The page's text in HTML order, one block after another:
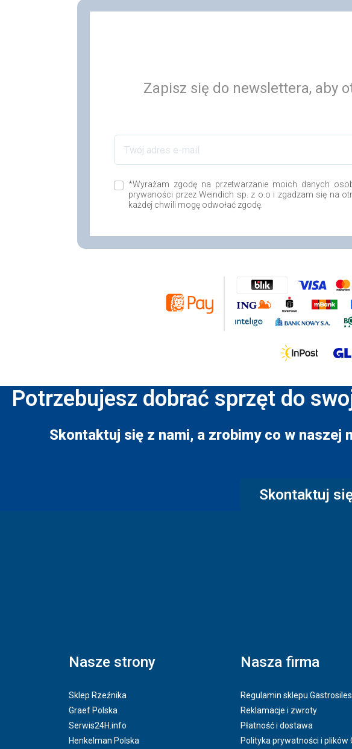
Zapisz się do newslettera, aby
*Wyrażam zgodę na przetwarzanie moich danych
prywaności przez Weindich sp. z o.o i zgadzam się na
każdej chwili mogę odwołać zgodę.
Potrzebujesz dobrać sprzęt do
Skontaktuj się z nami, a zrobimy co w naszej
Skontaktuj
Nasze strony
Sklep Rzeźnika
Graef Polska
Serwis24H.info
Henkelman Polska
Nasza firma
Regulamin sklepu
Reklamacje i zwroty
Płatność i dostawa
Polityka prywatności i plików